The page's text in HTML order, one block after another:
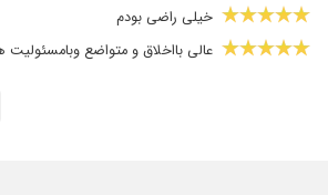
خیلی راضی بودم
عالی بااخلاق و متواضع